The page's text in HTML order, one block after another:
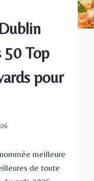
50 Top
pour
meilleure
de toute